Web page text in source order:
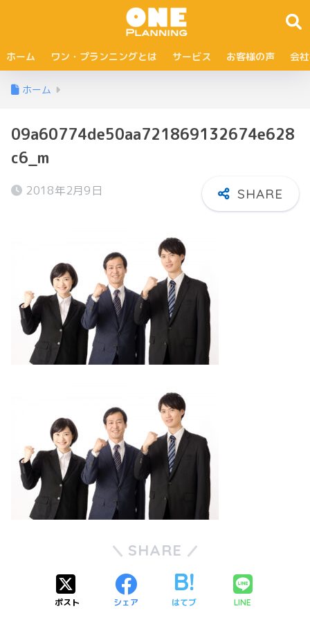
ホーム ワン・プランニングとは サービス お客様の声 会
ホーム
09a60774de50aa721869132674e628
c6_m
2018年2月9日
SHARE
ポスト シェア はてブ LINE